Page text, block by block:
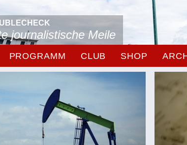
journalistische Meile
PROGRAMM CLUB SHOP